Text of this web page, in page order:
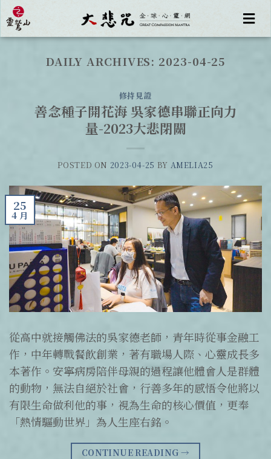
DAILY ARCHIVES: 2023-04-25
修持見證
善念種子開花海 吳家德串聯正向力
量-2023大悲閉關
POSTED ON 2023-04-25 BY AMELIA25
25
4 月
從高中就接觸佛法的吳家德老師，青年時從事金融工
作，中年轉戰餐飲創業，著有職場人際、心靈成長多
本著作。安寧病房陪伴母親的過程讓他體會人是群體
的動物，無法自絕於社會，行善多年的感悟令他將以
有限生命做利他的事，視為生命的核心價值，更奉
「熱情驅動世界」為人生座右銘。
CONTINUE READING →